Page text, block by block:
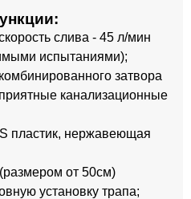
слива - 45 л/мин
испытаниями);
затвора
канализационные
пластик, нержавеющая
от 50см)
установку трапа;